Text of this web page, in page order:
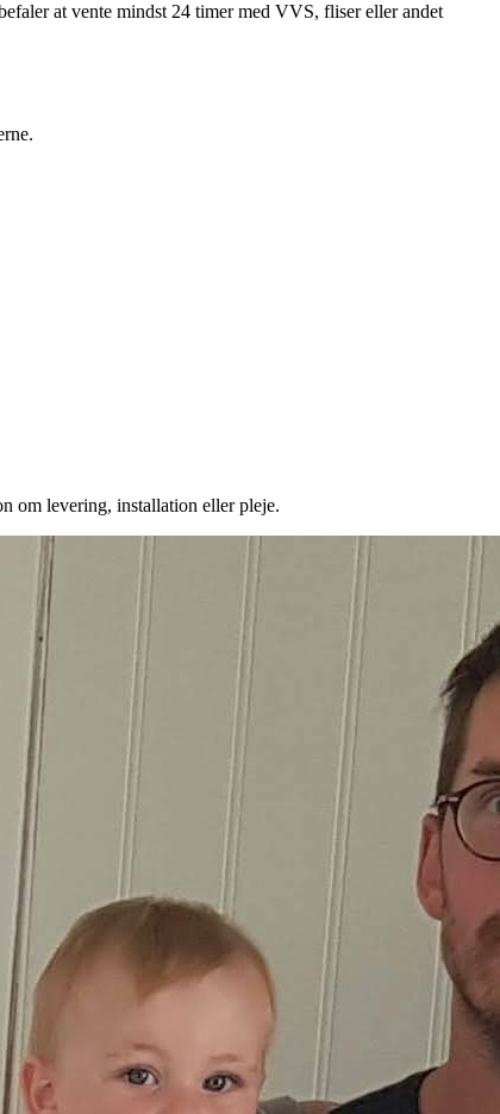
at vente mindst 24 timer med VVS, fliser eller andet
om levering, installation eller pleje.